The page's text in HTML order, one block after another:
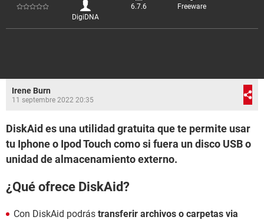
DigiDNA
6.7.6 Freeware
Irene Burn
11 septembre 2022 20:35
DiskAid es una utilidad gratuita que te permite usar
tu Iphone o Ipod Touch como si fuera un disco USB o
unidad de almacenamiento externo.
¿Qué ofrece DiskAid?
Con DiskAid podrás transferir archivos o carpetas via